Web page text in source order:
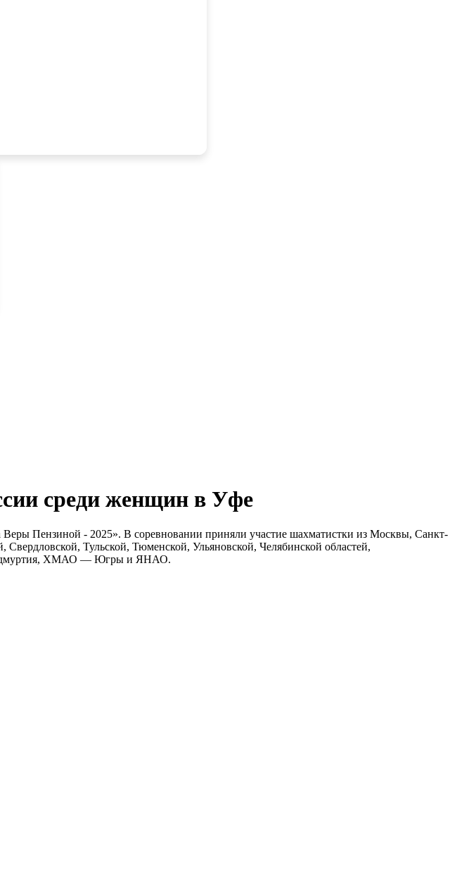
среди женщин в Уфе
Пензиной - 2025». В соревновании приняли участие шахматистки из Москвы, Санкт-
Тульской, Тюменской, Ульяновской, Челябинской областей,
Удмуртия, ХМАО — Югры и ЯНАО.